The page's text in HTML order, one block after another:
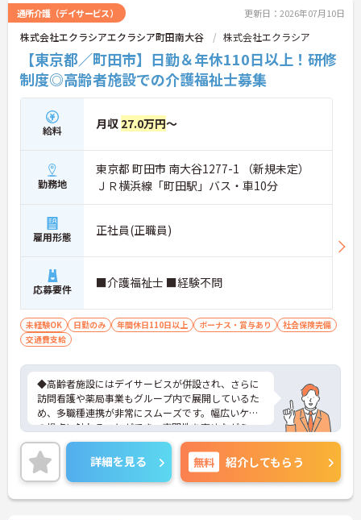
◆施設ごとの課題を話し合う「スタッフミーティン
グ」や、利用者様へのケアを考える「ケースカンフ
ァレンス」を実施しています。新人・ベテランに関
係なく意見交換を行い、みんなで解決策を考えるフ
ラットな関係性です。また、虐待防止研修などを通
じて「良いケア・悪いケア」の線引きを明確にし、
職員全員が安心して働ける、誇りを持てる職場環境
づくりに取り組んでいます。
通所介護（デイサービス） 更新日：2026年07月10日
株式会社エクラシアエクラシア町田南大谷 株式会社エクラシア
【東京都／町田市】日勤＆年休110日以上！研修
制度◎高齢者施設での介護福祉士募集
給料 月収 27.0万円～
勤務地
東京都 町田市 南大谷1277-1 （新規未定）
ＪＲ横浜線「町田駅」バス・車10分
雇用形態 正社員(正職員)
応募要件 ■介護福祉士 ■経験不問
未経験OK 日勤のみ 年間休日110日以上 ボーナス・賞与あり
社会保険完備
交通費支給
◆高齢者施設にはデイサービスが併設され、さらに
訪問看護や薬局事業もグループ内で展開しているた
め、多職種連携が非常にスムーズです。幅広いケア
の視点に触れることができ、専門性を高めながらス
キルアップできる土壌があります。
◆半年に1回の人事評価・面談で昇給や昇進のチャ
ンスがしっかり用意されています。また、マネジメ
ント職への挑戦も歓迎♪入社後に経験を積みなが
ら、施設長、ブロック長、本部職員など、自分の適
詳細を見る 無料 紹介してもらう